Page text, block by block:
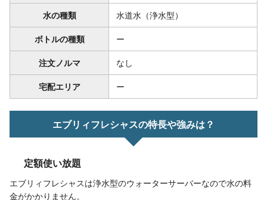
水の種類
水道水（浄水型）
ボトルの種類
ー
注文ノルマ
なし
宅配エリア
ー
エブリィフレシャスの特長や強みは？
定額使い放題
エブリィフレシャスは浄水型のウォーターサーバーなので水の料
金がかかりません。